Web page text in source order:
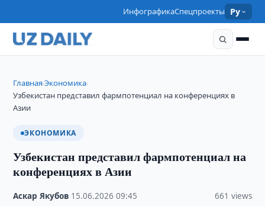
ИнфографикаСпецпроекты Ру
Главная›Экономика›
Узбекистан представил фармпотенциал на конференциях в
Азии
ЭКОНОМИКА
Узбекистан представил фармпотенциал на
конференциях в Азии
Аскар Якубов 15.06.2026 ·09:45 661 views